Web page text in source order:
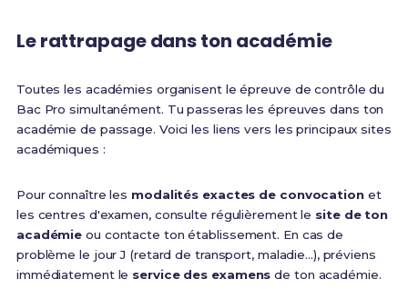
Le rattrapage dans ton académie
Toutes les académies organisent le épreuve de contrôle du
Bac Pro simultanément. Tu passeras les épreuves dans ton
académie de passage. Voici les liens vers les principaux sites
académiques :
Pour connaître les modalités exactes de convocationet
les centres d'examen, consulte régulièrement le site de ton
académie ou contacte ton établissement. En cas de
problème le jour J (retard de transport, maladie...), préviens
immédiatement le service des examens de ton académie.